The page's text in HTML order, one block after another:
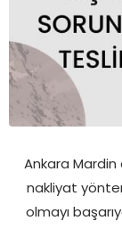
Ankara
nakliyat
olmayı